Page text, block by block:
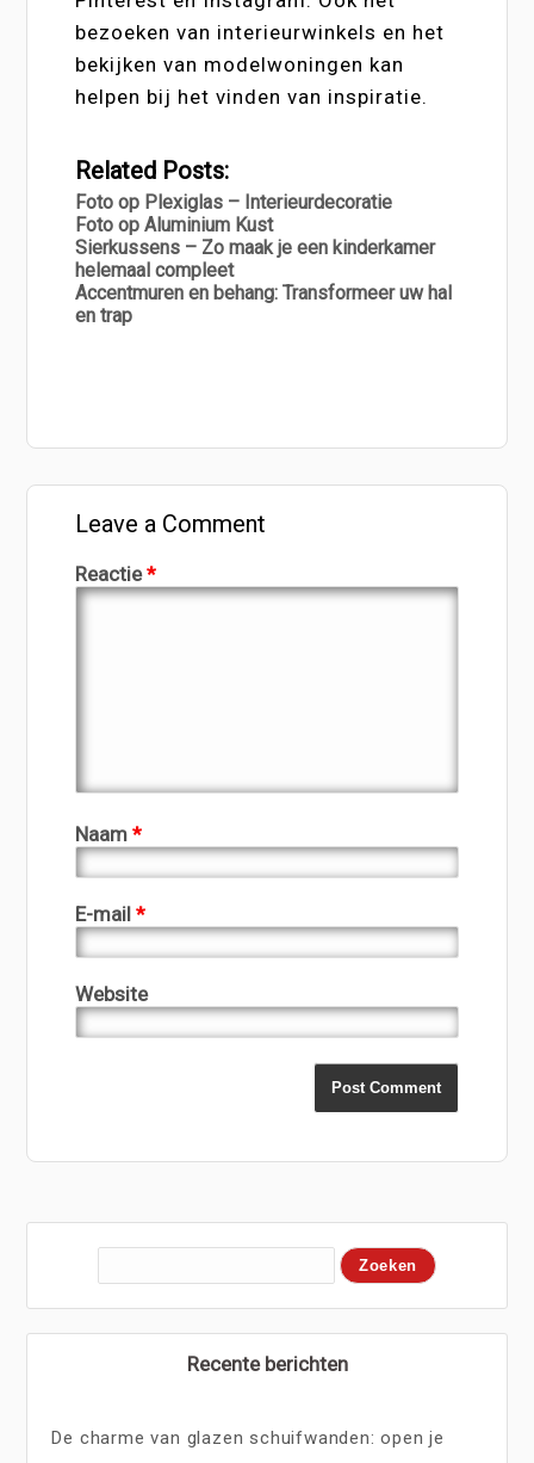
bezoeken van interieurwinkels en het
bekijken van modelwoningen kan
helpen bij het vinden van inspiratie.
Related Posts:
Foto op Plexiglas – Interieurdecoratie
Foto op Aluminium Kust
Sierkussens – Zo maak je een kinderkamer
helemaal compleet
Accentmuren en behang: Transformeer uw hal
en trap
Leave a Comment
Reactie*
Naam*
E-mail*
Website
Recente berichten
De charme van glazen schuifwanden: open je